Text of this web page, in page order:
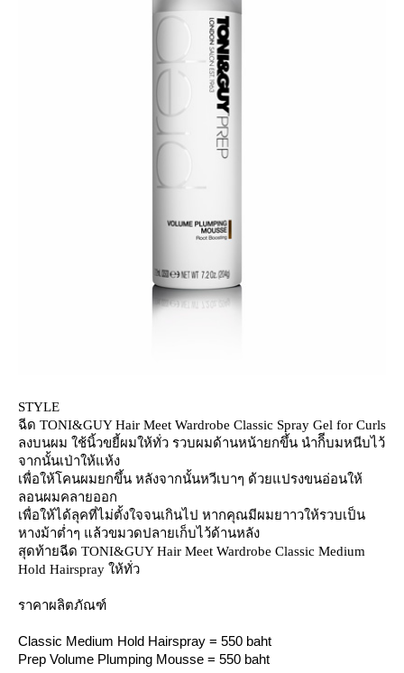
STYLE
ฉีด TONI&GUY Hair Meet Wardrobe Classic Spray Gel for Curls
ลงบนผม ใช้นิ้วขยี้ผมให้ทั่ว รวบผมด้านหน้ายกขึ้น นำกิีบมหนีบไว้
จากนั้นเป่าให้แห้ง
เพื่อให้โคนผมยกขึ้น หลังจากนั้นหวีเบาๆ ด้วยแปรงขนอ่อนให้
ลอนผมคลายออก
เพื่อให้ได้ลุคที่ไม่ตั้งใจจนเกินไป หากคุณมีผมยาาวให้รวบเป็น
หางม้าต่ำๆ แล้วขมวดปลายเก็บไว้ด้านหลัง
สุดท้ายฉีด TONI&GUY Hair Meet Wardrobe Classic Medium
Hold Hairspray ให้ทั่ว
ราคาผลิตภัณฑ์
Classic Medium Hold Hairspray = 550 baht
Prep Volume Plumping Mousse = 550 baht